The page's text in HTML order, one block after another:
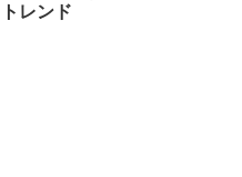
トレンド